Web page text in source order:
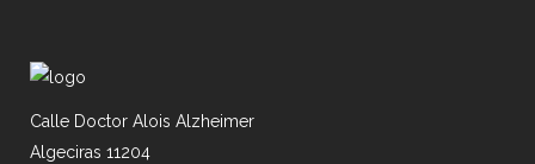
Calle Doctor Alois Alzheimer
Algeciras 11204